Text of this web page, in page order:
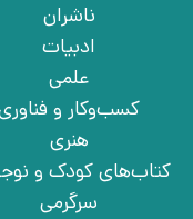
ناشران
ادبیات
علمی
کسب‌وکار و
هنری
کتاب‌های کودک و
سرگرمی